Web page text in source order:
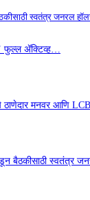
स्वतंत्र जनरल
फुल्ल ॲक्टिव्ह…
ठाणेदार मनवर आणि
बैठकीसाठी स्वतंत्र